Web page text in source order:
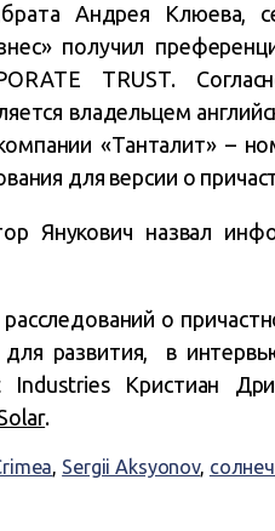
Андрея
получил
TRUST.
владельцем
«Танталит» –
для версии о
Янукович назвал
о
развития, в
Industries Кристиан
.
, Sergii Aksyonov,